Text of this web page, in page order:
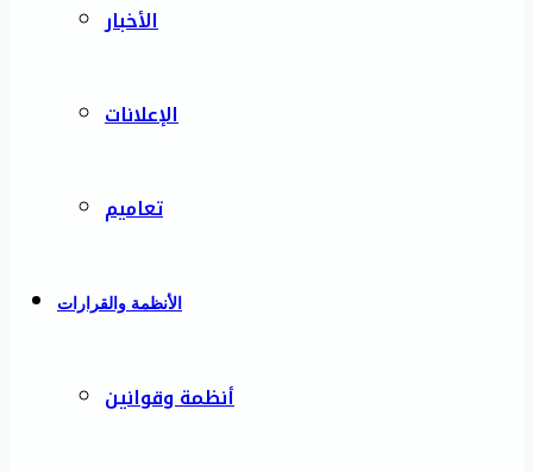
الأخبار
الإعلانات
تعاميم
الأنظمة والقرارات
أنظمة وقوانين